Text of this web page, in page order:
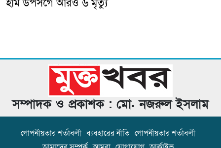
হাম উপসর্গে আরও ৬ মৃত্যু
সম্পাদক ও প্রকাশক : মো. নজরুল ইসলাম
গোপনীয়তার শর্তাবলী ব্যবহারের নীতি গোপনীয়তার শর্তাবলী